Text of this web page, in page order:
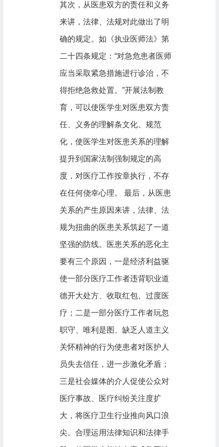
其次，从医患双方的责任和义务
来讲，法律、法规对此做出了明
确的规定。如《执业医师法》第
二十四条规定：“对急危患者医师
应当采取紧急措施进行诊治，不
得拒绝急救处置。”开展法制教
育，可以使医学生对医患双方责
任、义务的理解条文化、规范
化，使医学生对医患关系的理解
提升到国家法制强制规定的高
度，对医疗工作按章执行，不存
在任何侥幸心理。 最后，从医患
关系的产生原因来讲，法律、法
规为扭曲的医患关系筑起了一道
坚强的防线。医患关系的恶化主
要有三个原因，一是经济利益驱
使一部分医疗工作者违背职业道
德开大处方、收取红包、过度医
疗；二是一部分医疗工作者玩忽
职守、唯利是图、缺乏人道主义
关怀精神的行为使患者对医护人
员失去信任，进一步激化矛盾；
三是社会媒体的介人促使公众对
医疗事故、医疗纠纷关注度扩
大，将医疗卫生行业推向风口浪
尖。合理运用法律知识和法律手